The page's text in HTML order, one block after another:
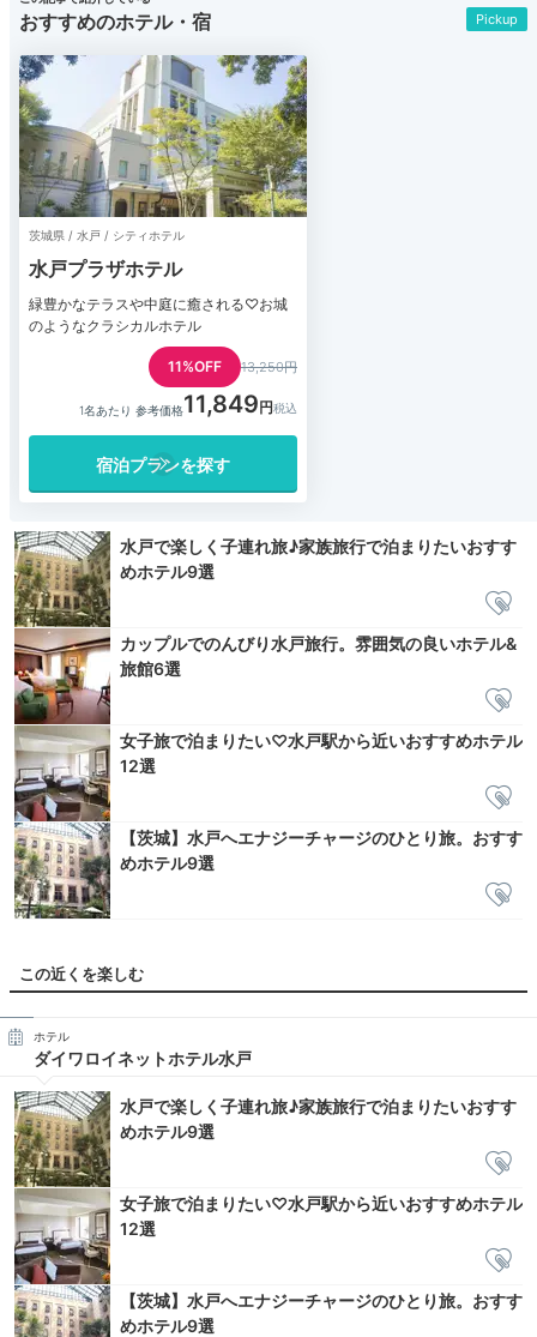
Pickup
おすすめのホテル・宿
茨城県 / 水戸 / シティホテル
水戸プラザホテル
緑豊かなテラスや中庭に癒される♡お城
のようなクラシカルホテル
11%OFF 13,250円
1名あたり 参考価格11,849
宿泊プランを探す
水戸で楽しく子連れ旅♪家族旅行で泊まりたいおすす
めホテル9選
カップルでのんびり水戸旅行。雰囲気の良いホテル&
旅館6選
女子旅で泊まりたい♡水戸駅から近いおすすめホテル
12選
【茨城】水戸へエナジーチャージのひとり旅。おすす
めホテル9選
この近くを楽しむ
ホテル
ダイワロイネットホテル水戸
水戸で楽しく子連れ旅♪家族旅行で泊まりたいおすす
めホテル9選
女子旅で泊まりたい♡水戸駅から近いおすすめホテル
12選
【茨城】水戸へエナジーチャージのひとり旅。おすす
めホテル9選